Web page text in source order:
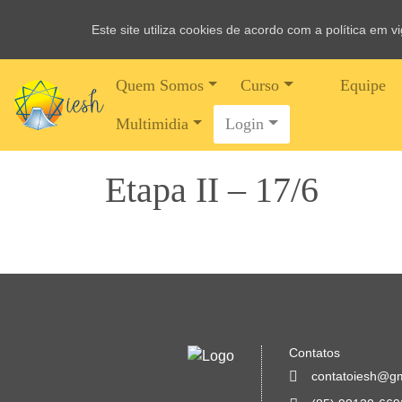
Quem Somos Curso Equipe
Multimidia Login
Etapa II – 17/6
Contatos
Este site utiliza cookies de acordo com a política em